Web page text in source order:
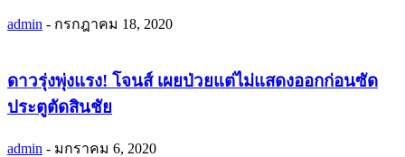
admin - กรกฎาคม 18, 2020
ดาวรุ่งพุ่งแรง! โจนส์ เผยป่วยแต่ไม่แสดงออกก่อนซัด
ประตูตัดสินชัย
admin - มกราคม 6, 2020